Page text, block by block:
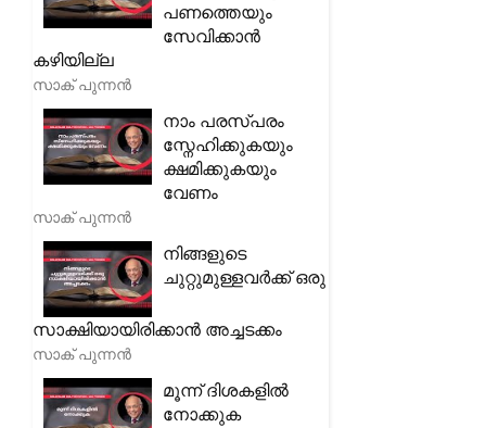
പണത്തെയും
സേവിക്കാൻ
കഴിയില്ല
സാക് പുന്നൻ
നാം പരസ്പരം
സ്നേഹിക്കുകയും
ക്ഷമിക്കുകയും
വേണം
സാക് പുന്നൻ
നിങ്ങളുടെ
ചുറ്റുമുള്ളവർക്ക് ഒരു
സാക്ഷിയായിരിക്കാൻ അച്ചടക്കം
സാക് പുന്നൻ
മൂന്ന് ദിശകളിൽ
നോക്കുക